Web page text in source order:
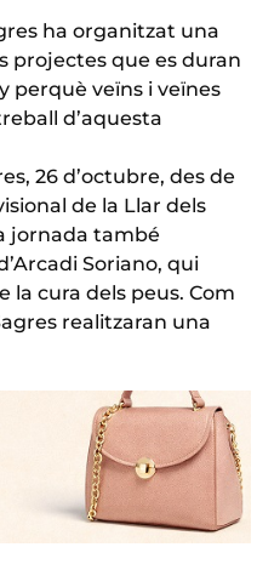
ha organitzat una
projectes que es duran
perquè veïns i veïnes
d’aquesta
26 d’octubre, des de
de la Llar dels
jornada també
Soriano, qui
la cura dels peus. Com
realitzaran una